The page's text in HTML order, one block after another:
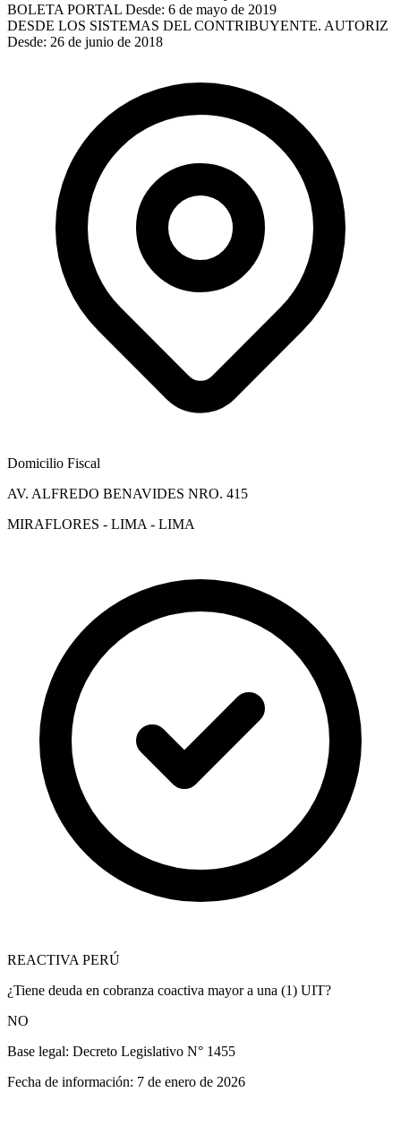
BOLETA PORTAL Desde: 6 de mayo de 2019
DESDE LOS SISTEMAS DEL CONTRIBUYENTE. AUTORIZ
Desde: 26 de junio de 2018
Domicilio Fiscal
AV. ALFREDO BENAVIDES NRO. 415
MIRAFLORES - LIMA - LIMA
REACTIVA PERÚ
¿Tiene deuda en cobranza coactiva mayor a una (1) UIT?
NO
Base legal: Decreto Legislativo N° 1455
Fecha de información: 7 de enero de 2026